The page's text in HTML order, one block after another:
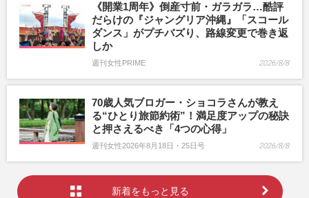
《開業1周年》倒産寸前・ガラガラ…酷評
だらけの『ジャングリア沖縄』「スコール
ダンス」がプチバズり、路線変更で巻き返
しか
週刊女性PRIME 2026/8/8
70歳人気ブロガー・ショコラさんが教え
る“ひとり旅節約術”！満足度アップの秘訣
と押さえるべき「4つの心得」
週刊女性2026年8月18日・25日号 2026/8/8
新着をもっと見る